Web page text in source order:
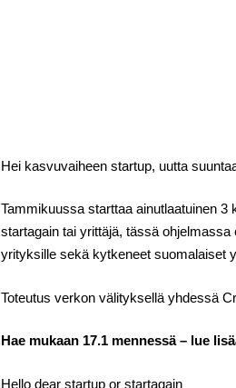
Hei kasvuvaiheen startup, uutta
Tammikuussa starttaa ainutlaatuinen
startagain tai yrittäjä, tässä
yrityksille sekä kytkeneet suomalaiset
Toteutus verkon välityksellä yhdessä
Hae mukaan 17.1 mennessä – lue
Hello dear startup or startagain